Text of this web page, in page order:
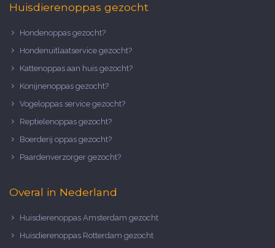
Huisdierenoppas gezocht
Hondenoppas gezocht?
Hondenuitlaatservice gezocht?
Kattenoppas aan huis gezocht?
Konijnenoppas gezocht?
Vogeloppas service gezocht?
Reptielenoppas gezocht?
Boerderij oppas gezocht?
Paardenverzorger gezocht?
Overal in Nederland
Huisdierenoppas Amsterdam gezocht
Huisdierenoppas Rotterdam gezocht